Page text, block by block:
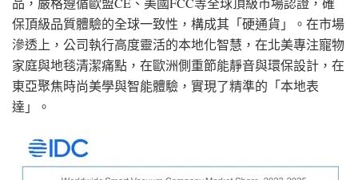
保頂級品質體驗的全球一致性，構成其「硬通貨」。在市場
滲透上，公司執行高度靈活的本地化智慧，在北美專注寵物
家庭與地毯清潔痛點，在歐洲側重節能靜音與環保設計，在
東亞聚焦時尚美學與智能體驗，實現了精準的「本地表
達」。